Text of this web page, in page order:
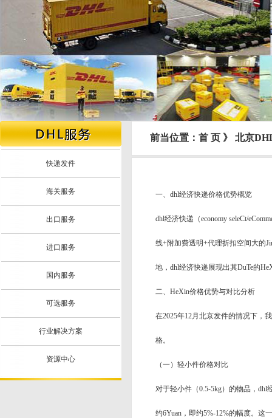
快递发件
海关服务
出口服务
进口服务
国内服务
可选服务
行业解决方案
资源中心
前当位置：首 页 》 北京
一、dhl经济快递价格优势概览
dhl经济快递（economy seleCt/
线+附加费透明+代理折扣空间大的
地，dhl经济快递展现出其DuTe的
二、HeXin价格优势与对比分析
在2025年12月北京发件的情况下，
格。
（一）轻小件价格对比
对于轻小件（0.5-5kg）的物品，dhl
约6Yuan，即约5%-12%的幅度。这